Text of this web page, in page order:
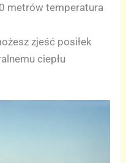
metrów temperatura
zjeść posiłek
ciepłu